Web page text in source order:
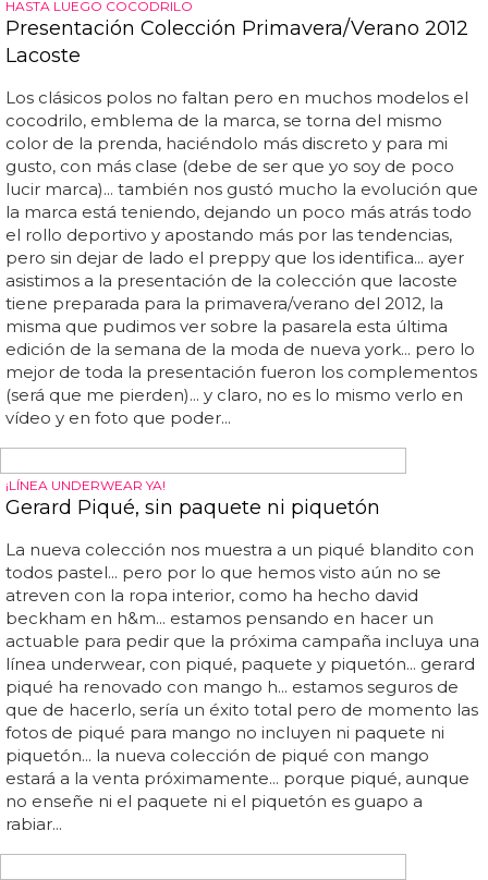
SUPER ORGULLOSA
Janet Jackson saca una colección de ropa
hecha con animales muertos
No hace falta ser vegano ni activista de peta para ver que
este tipo de ropa no debería existir... evidentemente,
toda la colección es de lujo, así que no estará al alcance
de todo hijo de vecino, pero suponemos que los fans de
janet le comprarán cositas... ¿tú comprarías alguna de las
piezas diseñadas por la hermanísima de michael
jackson?... recordemos que ke$ha, una loca del animal
print, siempre ha dejado claro que todo lo suyo es
sintético y, de hecho, recomienda la web de una amiga
en la que venden todo tipo de pelajes y demás hechos
de forma artificial... janet jackson ha tocado fondo de
animales muertos... janet quiere pelo del bueno, y si por
ello se ha de...